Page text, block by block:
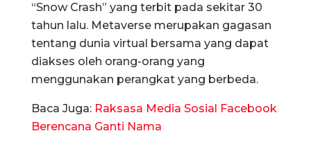
“Snow Crash” yang terbit pada sekitar 30
tahun lalu. Metaverse merupakan gagasan
tentang dunia virtual bersama yang dapat
diakses oleh orang-orang yang
menggunakan perangkat yang berbeda.
Baca Juga: Raksasa Media Sosial Facebook
Berencana Ganti Nama